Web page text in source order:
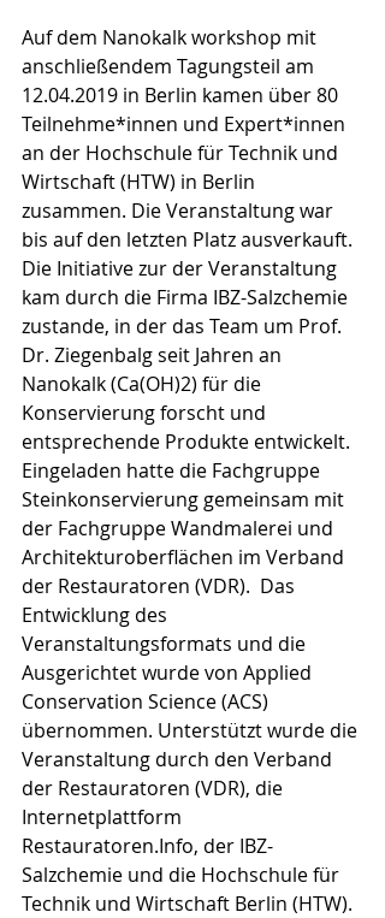
Auf dem Nanokalk workshop mit
anschließendem Tagungsteil am
12.04.2019 in Berlin kamen über 80
Teilnehme*innen und Expert*innen
an der Hochschule für Technik und
Wirtschaft (HTW) in Berlin
zusammen. Die Veranstaltung war
bis auf den letzten Platz ausverkauft.
Die Initiative zur der Veranstaltung
kam durch die Firma IBZ-Salzchemie
zustande, in der das Team um Prof.
Dr. Ziegenbalg seit Jahren an
Nanokalk (Ca(OH)2) für die
Konservierung forscht und
entsprechende Produkte entwickelt.
Eingeladen hatte die Fachgruppe
Steinkonservierung gemeinsam mit
der Fachgruppe Wandmalerei und
Architekturoberflächen im Verband
der Restauratoren (VDR).  Das
Entwicklung des
Veranstaltungsformats und die
Ausgerichtet wurde von Applied
Conservation Science (ACS)
übernommen. Unterstützt wurde die
Veranstaltung durch den Verband
der Restauratoren (VDR), die
Internetplattform
Restauratoren.Info, der IBZ-
Salzchemie und die Hochschule für
Technik und Wirtschaft Berlin (HTW).